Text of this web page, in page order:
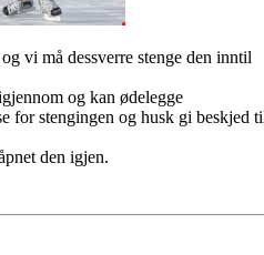
vi må dessverre stenge den inntil
og kan ødelegge
for stengingen og husk gi beskjed
den igjen.